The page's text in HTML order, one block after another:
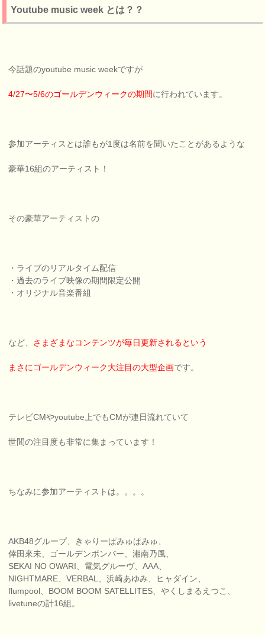
Youtube music week とは？？
今話題のyoutube music weekですが
4/27〜5/6のゴールデンウィークの期間に行われています。
参加アーティスとは誰もが1度は名前を聞いたことがあるような
豪華16組のアーティスト！
その豪華アーティストの
・ライブの­リアルタイム配信
・過去のライブ映像の期間限定公開
・オリジナル音楽番組
など、 さまざまなコンテンツが毎日更新されるという
まさにゴールデンウィーク大注目の大型企画です。
テレビCMやyoutube上でもCMが連日流れていて
世間の注目度も非常に集まっています！
ちなみに参加アーティストは。。。。
AKB48グループ、きゃりーぱみゅぱみゅ、
倖田來未、ゴールデンボンバー、湘南乃風、
SEKAI NO OWARI、電気グルーヴ、AAA、
NIGHTMARE、VERBAL、浜崎あゆみ、ヒャダイン、
flumpool、BOOM BOOM SATELLITES、やくしまるえつこ、
livetuneの計16組。